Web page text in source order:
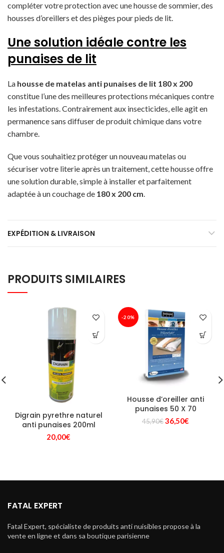
compléter votre protection avec une housse de sommier, des
housses d’oreillers et des pièges pour pieds de lit.
Une solution idéale contre les
punaises de lit
La housse de matelas anti punaises de lit 180 x 200
constitue l’une des meilleures protections mécaniques contre
les infestations. Contrairement aux insecticides, elle agit en
permanence sans diffuser de produit chimique dans votre
chambre.
Que vous souhaitiez protéger un nouveau matelas ou
sécuriser votre literie après un traitement, cette housse offre
une solution durable, simple à installer et parfaitement
adaptée à un couchage de 180 x 200 cm.
EXPÉDITION & LIVRAISON
PRODUITS SIMILAIRES
Digrain pyrethre naturel
anti punaises 200ml
20,00€
-20%
Housse d’oreiller anti
punaises 50 X 70
45,90€Le
36,50€
FATAL EXPERT
Fatal Expert, spécialiste de produits anti nuisibles propose à la
vente en ligne et dans sa boutique parisienne